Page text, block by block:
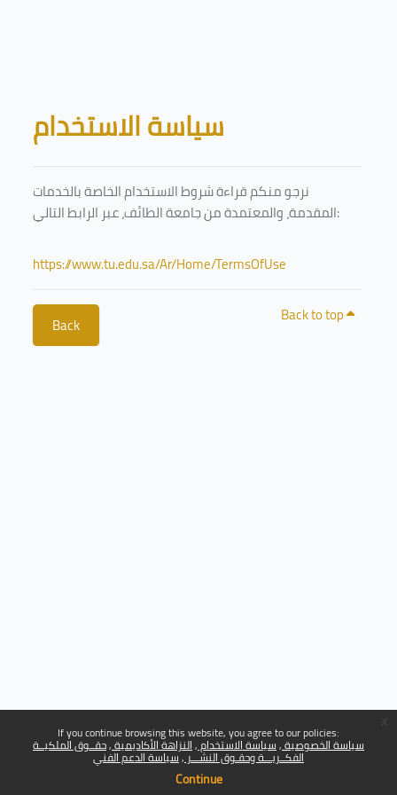
If you continue browsing this website, you agree to our policies:
سياسة الخصوصية سياسة الاستخدام النزاهة الأكاديمية حقــوق الملكيــة
الفكــريـــة وحقـوق النشـــر سياسة الدعم الفني
Continue
Blocks
سياسة الاستخدام
نرجو منكم قراءة شروط الاستخدام الخاصة بالخدمات
المقدمة، والمعتمدة من جامعة الطائف، عبر الرابط التالي:
https://www.tu.edu.sa/Ar/Home/TermsOfUse
Back Back to top